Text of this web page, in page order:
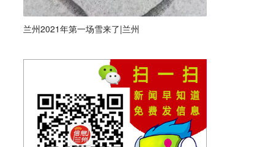
兰州2021年第一场雪来了|兰州